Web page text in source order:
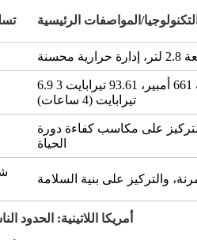
التكنولوجيا/المواصفات الرئيسية
6.9 ميجاوات في الساعة في حاوية 20 قدمًا، خلية 661 أمبير، 93.61 تيرابايت 3
تيرابايت (4 ساعات)
أقدام، 400 كيلوواط، التركيز على مكاسب كفاءة دورة
الحياة
والتركيز على بنية السلامة
3. أمريكا اللاتينية: